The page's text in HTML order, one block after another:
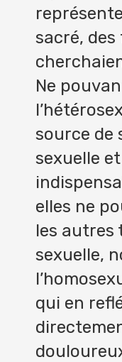
sacré,
Ne
source de
sexuelle
elles ne
les autres
sexuelle,
qui en